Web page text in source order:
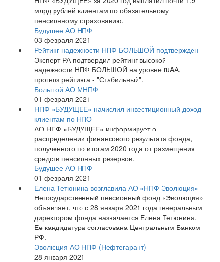
млрд рублей клиентам по обязательному
пенсионному страхованию.
Будущее АО НПФ
03 февраля 2021
Рейтинг надежности НПФ БОЛЬШОЙ подтвержден
Эксперт РА подтвердил рейтинг высокой
надежности НПФ БОЛЬШОЙ на уровне ruAА,
прогноз рейтинга - "Стабильный".
Большой АО МНПФ
01 февраля 2021
НПФ «БУДУЩЕЕ» начислил инвестиционный доход
клиентам по НПО
АО НПФ «БУДУЩЕЕ» информирует о
распределении финансового результата фонда,
полученного по итогам 2020 года от размещения
средств пенсионных резервов.
Будущее АО НПФ
01 февраля 2021
Елена Тетюнина возглавила АО «НПФ Эволюция»
Негосударственный пенсионный фонд «Эволюция»
объявляет, что с 28 января 2021 года генеральным
директором фонда назначается Елена Тетюнина.
Ее кандидатура согласована Центральным Банком
РФ.
Эволюция АО НПФ (Нефтегарант)
28 января 2021